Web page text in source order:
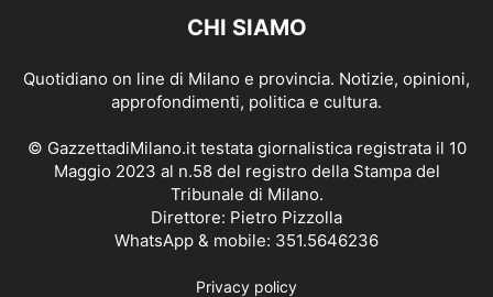
CHI SIAMO
Quotidiano on line di Milano e provincia. Notizie, opinioni,
approfondimenti, politica e cultura.
© GazzettadiMilano.it testata giornalistica registrata il 10
Maggio 2023 al n.58 del registro della Stampa del
Tribunale di Milano.
Direttore: Pietro Pizzolla
WhatsApp & mobile: 351.5646236
Privacy policy